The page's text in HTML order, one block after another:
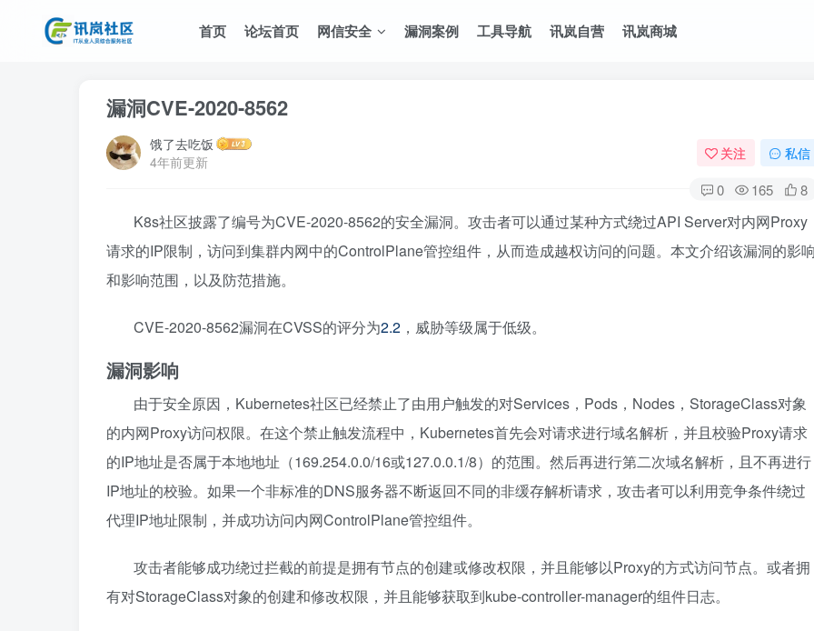
首页 论坛首页 网信安全 漏洞案例 工具导航 讯岚自营 讯岚商城
漏洞CVE-2020-8562
饿了去吃饭
4年前更新
关注 私信
0 165 8
K8s社区披露了编号为CVE-2020-8562的安全漏洞。攻击者可以通过某种方式绕过API Server对内网Proxy
请求的IP限制，访问到集群内网中的ControlPlane管控组件，从而造成越权访问的问题。本文介绍该漏洞的影
和影响范围，以及防范措施。
CVE-2020-8562漏洞在CVSS的评分为2.2 ，威胁等级属于低级。
漏洞影响
由于安全原因，Kubernetes社区已经禁止了由用户触发的对Services，Pods，Nodes，StorageClass对象
的内网Proxy访问权限。在这个禁止触发流程中，Kubernetes首先会对请求进行域名解析，并且校验Proxy请求
的IP地址是否属于本地地址（169.254.0.0/16或127.0.0.1/8）的范围。然后再进行第二次域名解析，且不再进行
IP地址的校验。如果一个非标准的DNS服务器不断返回不同的非缓存解析请求，攻击者可以利用竞争条件绕过
代理IP地址限制，并成功访问内网ControlPlane管控组件。
攻击者能够成功绕过拦截的前提是拥有节点的创建或修改权限，并且能够以Proxy的方式访问节点。或者拥
有对StorageClass对象的创建和修改权限，并且能够获取到kube-controller-manager的组件日志。